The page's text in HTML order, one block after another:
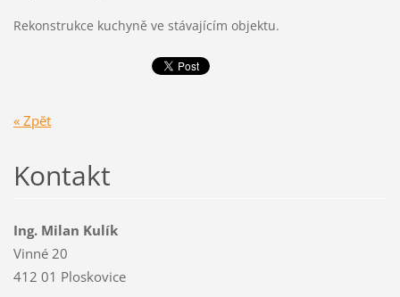
Rekonstrukce kuchyně ve stávajícím objektu.
« Zpět
Kontakt
Ing. Milan Kulík
Vinné 20
412 01 Ploskovice